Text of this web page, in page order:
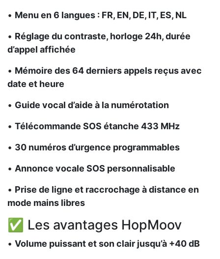
• Menu en 6 langues : FR, EN, DE, IT, ES, NL
• Réglage du contraste, horloge 24h, durée
d’appel affichée
• Mémoire des 64 derniers appels reçus avec
date et heure
• Guide vocal d’aide à la numérotation
• Télécommande SOS étanche 433 MHz
• 30 numéros d’urgence programmables
• Annonce vocale SOS personnalisable
• Prise de ligne et raccrochage à distance en
mode mains libres
✅ Les avantages HopMoov
• Volume puissant et son clair jusqu’à +40 dB